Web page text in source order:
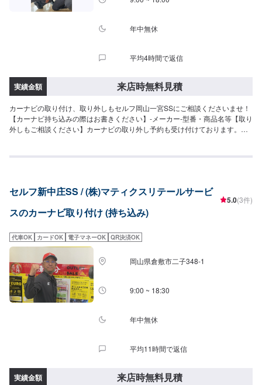
年中無休
平均4時間で返信
実績金額 来店時無料見積
カーナビの取り付け、取り外しもセルフ岡山一宮SSにご相談くださいませ！
【カーナビ持ち込みの際はお書きください】-メーカー-型番・商品名等【取り
外しもご相談ください】カーナビの取り外し予約も受け付けております。現
セルフ新中庄SS / (株)マティクスリテールサービ
スのカーナビ取り付け (持ち込み)
5.0(3件)
代車OK カードOK 電子マネーOK QR決済OK
岡山県倉敷市二子348-1
9:00 ~ 18:30
年中無休
平均11時間で返信
実績金額 来店時無料見積